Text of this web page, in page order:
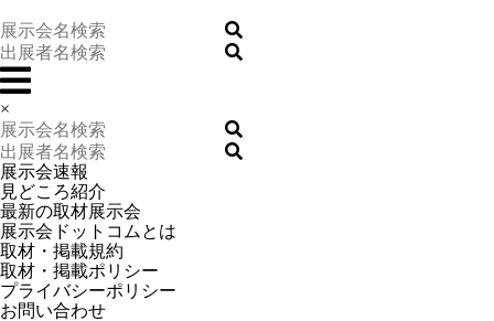
×
展示会速報
見どころ紹介
最新の取材展示会
展示会ドットコムとは
取材・掲載規約
取材・掲載ポリシー
プライバシーポリシー
お問い合わせ